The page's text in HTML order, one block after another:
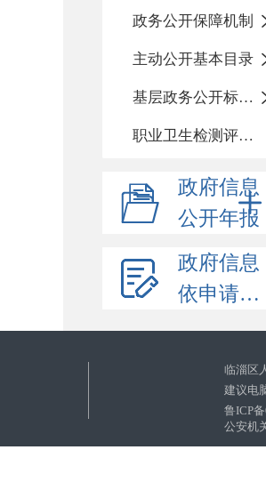
政务公开保障机制
主动公开基本目录
基层政务公开标准化目录
职业卫生检测评价信息
政府信息
公开年报
政府信息
依申请公开
临淄区
建议电
鲁ICP
公安机